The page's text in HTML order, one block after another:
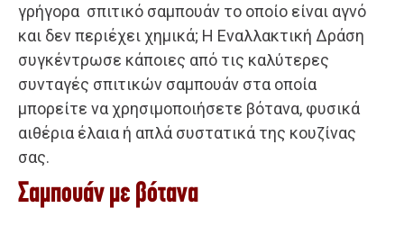
γρήγορα σπιτικό σαμπουάν το οποίο είναι αγνό
και δεν περιέχει χημικά; Η Εναλλακτική Δράση
συγκέντρωσε κάποιες από τις καλύτερες
συνταγές σπιτικών σαμπουάν στα οποία
μπορείτε να χρησιμοποιήσετε βότανα, φυσικά
αιθέρια έλαια ή απλά συστατικά της κουζίνας
σας.
Σαμπουάν με βότανα